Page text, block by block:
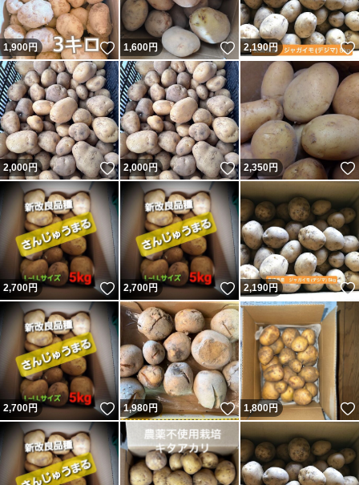
1,900円 いいね！
1,600円 いいね！
2,190円
2,000円 いいね！
2,000円 いいね！
2,350円
2,700円 いいね！
2,700円 いいね！
2,190円
2,700円 いいね！
1,980円 いいね！
1,800円